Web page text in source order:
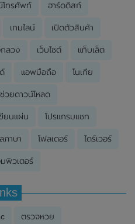
ทรศัพท์ ฮาร์ดดิสก์
เกมไลน์ เปิดตัวสินค้า
กลวง เว็บไซต์ แท็บเล็ต
แอพมือถือ โนเกีย
วยดาวน์โหลด
ยนแผ่น โปรแกรมแชท
ภาษา โฟลเดอร์ ไดร์เวอร์
พิวเตอร์
ตรวจหวย